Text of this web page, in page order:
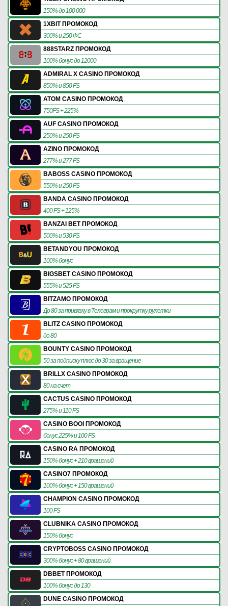
150% до 100 000
1XBIT ПРОМОКОД
300% и 250 ФС
888STARZ ПРОМОКОД
100% бонус до 12000
ADMIRAL X CASINO ПРОМОКОД
850% и 850 FS
ATOM CASINO ПРОМОКОД
750FS + 225%
AUF CASINO ПРОМОКОД
250% и 250 FS
AZINO ПРОМОКОД
277% и 277 FS
BABOSS CASINO ПРОМОКОД
550% и 250 FS
BANDA CASINO ПРОМОКОД
400 FS + 125%
BANZAI BET ПРОМОКОД
500% и 530 FS
BETANDYOU ПРОМОКОД
100% бонус
BIGSBET CASINO ПРОМОКОД
555% и 525 FS
BITZAMO ПРОМОКОД
До 80 за привязку в Телеграм и прокрутку рулетки
BLITZ CASINO ПРОМОКОД
до 80
BOUNTY CASINO ПРОМОКОД
50 за подписку плюс до 30 за вращение
BRILLX CASINO ПРОМОКОД
80 на счет
CACTUS CASINO ПРОМОКОД
275% и 110 FS
CASINO BOOI ПРОМОКОД
бонус 225% и 100 FS
CASINO RA ПРОМОКОД
150% бонус + 210 вращений
CASINO7 ПРОМОКОД
100% бонус + 150 вращений
CHAMPION CASINO ПРОМОКОД
100 FS
CLUBNIKA CASINO ПРОМОКОД
150% бонус
CRYPTOBOSS CASINO ПРОМОКОД
300% бонус + 80 вращений
DBBET ПРОМОКОД
100% бонус до 130
DUNE CASINO ПРОМОКОД